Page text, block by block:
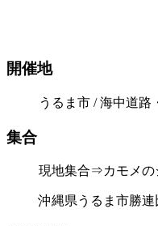
開催地
うるま市 / 海中道路
集合
現地集合⇒カモメの
沖縄県うるま市勝連